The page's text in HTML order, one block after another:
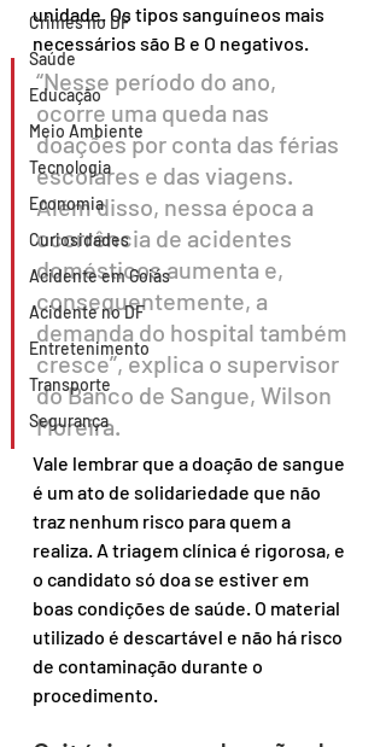
Crimes no DF
Saúde
Educação
Meio Ambiente
Tecnologia
Economia
Curiosidades
Acidente em Goiás
Acidente no DF
Entretenimento
Transporte
Segurança
unidade. Os tipos sanguíneos mais
necessários são B e O negativos.
“Nesse período do ano,
ocorre uma queda nas
doações por conta das férias
escolares e das viagens.
Além disso, nessa época a
ocorrência de acidentes
domésticos aumenta e,
consequentemente, a
demanda do hospital também
cresce”, explica o supervisor
do Banco de Sangue, Wilson
Moreira.
Vale lembrar que a doação de sangue
é um ato de solidariedade que não
traz nenhum risco para quem a
realiza. A triagem clínica é rigorosa, e
o candidato só doa se estiver em
boas condições de saúde. O material
utilizado é descartável e não há risco
de contaminação durante o
procedimento.